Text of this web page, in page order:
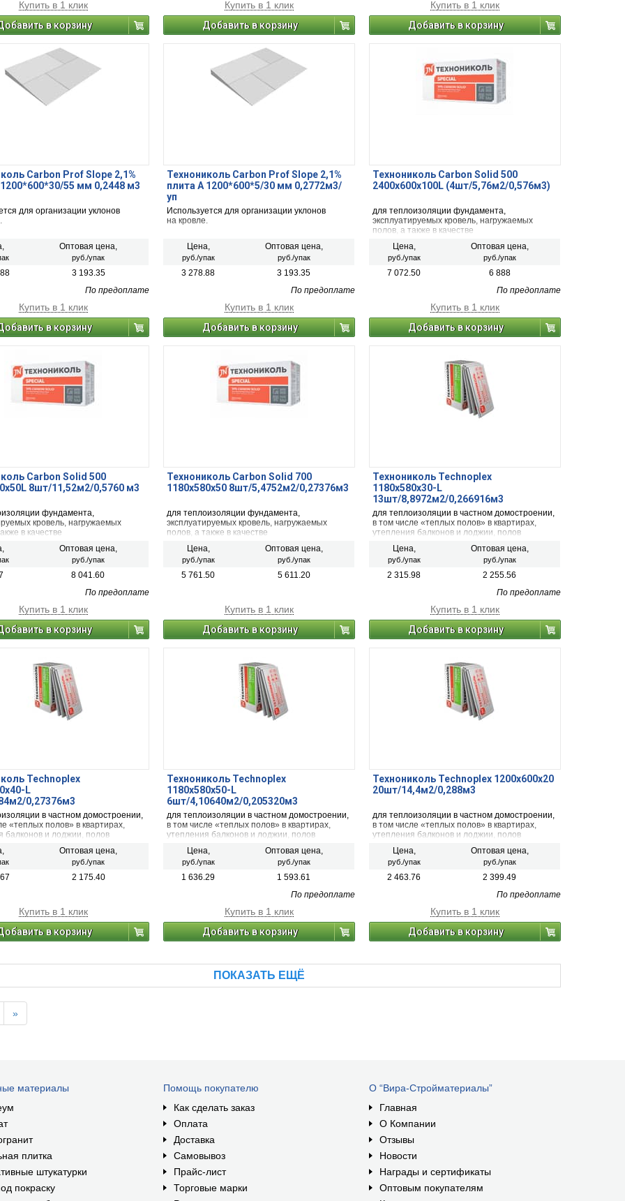
Купить в 1 клик
в корзину
Купить в 1 клик
Добавить в корзину
Купить в 1 клик
Добавить в корзину
Carbon Prof Slope 2,1%
55 мм 0,2448 м3
для организации уклонов
Оптовая цена,
руб./упак
3 193.35
По предоплате
Купить в 1 клик
в корзину
Технониколь Carbon Prof Slope 2,1%
плита А 1200*600*5/30 мм 0,2772м3/
уп
Используется для организации уклонов
на кровле.
Цена,
руб./упак
Оптовая цена,
руб./упак
3 278.88
3 193.35
По предоплате
Купить в 1 клик
Добавить в корзину
Технониколь Carbon Solid 500
2400х600х100L (4шт/5,76м2/0,576м3)
для теплоизоляции фундамента,
эксплуатируемых кровель, нагружаемых
полов, а также в качестве
транспортных сооружений.
Цена,
руб./упак
Оптовая цена,
руб./упак
7 072.50
6 888
По предоплате
Купить в 1 клик
Добавить в корзину
Carbon Solid 500
8шт/11,52м2/0,5760 м3
фундамента,
кровель, нагружаемых
в качестве
сооружений.Оптовая цена,
руб./упак
8 041.60
По предоплате
Купить в 1 клик
в корзину
Технониколь Carbon Solid 700
1180х580х50 8шт/5,4752м2/0,27376м3
для теплоизоляции фундамента,
эксплуатируемых кровель, нагружаемых
полов, а также в качестве
транспортных сооружений.
Цена,
руб./упак
Оптовая цена,
руб./упак
5 761.50 5 611.20
Купить в 1 клик
Добавить в корзину
Технониколь Technoplex
1180х580х30-L
13шт/8,8972м2/0,266916м3
для теплоизоляции в частном домостроении,
в том числе «теплых полов» в квартирах,
утепления балконов и лоджии, полов
Цена,
руб./упак
Оптовая цена,
руб./упак
2 315.98
2 255.56
По предоплате
Купить в 1 клик
Добавить в корзину
Technoplex
L
0,27376м3
в частном домостроении,
«теплых полов» в квартирах,
балконов и лоджии, полов
Оптовая цена,
руб./упак
2 175.40
Купить в 1 клик
в корзину
Технониколь Technoplex
1180х580х50-L
6шт/4,10640м2/0,205320м3
для теплоизоляции в частном домостроении,
в том числе «теплых полов» в квартирах,
утепления балконов и лоджии, полов
Цена,
руб./упак
Оптовая цена,
руб./упак
1 636.29
1 593.61
По предоплате
Купить в 1 клик
Добавить в корзину
Технониколь Technoplex 1200х600х20
20шт/14,4м2/0,288м3
для теплоизоляции в частном домостроении,
в том числе «теплых полов» в квартирах,
утепления балконов и лоджии, полов
Цена,
руб./упак
Оптовая цена,
руб./упак
2 463.76
2 399.49
По предоплате
Купить в 1 клик
Добавить в корзину
ПОКАЗАТЬ ЕЩЁ
»
материалы
плитка
штукатурки
покраску
Помощь покупателю
Как сделать заказ
Оплата
Доставка
Самовывоз
Прайс-лист
Торговые марки
О “Вира-Стройматериалы”
Главная
О Компании
Отзывы
Новости
Награды и сертификаты
Оптовым покупателям